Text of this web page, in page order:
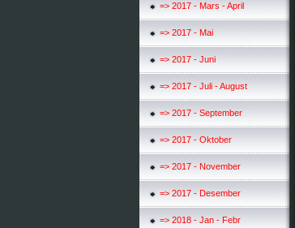
=> 2017 - Mars - April
=> 2017 - Mai
=> 2017 - Juni
=> 2017 - Juli - August
=> 2017 - September
=> 2017 - Oktober
=> 2017 - November
=> 2017 - Desember
=> 2018 - Jan - Febr